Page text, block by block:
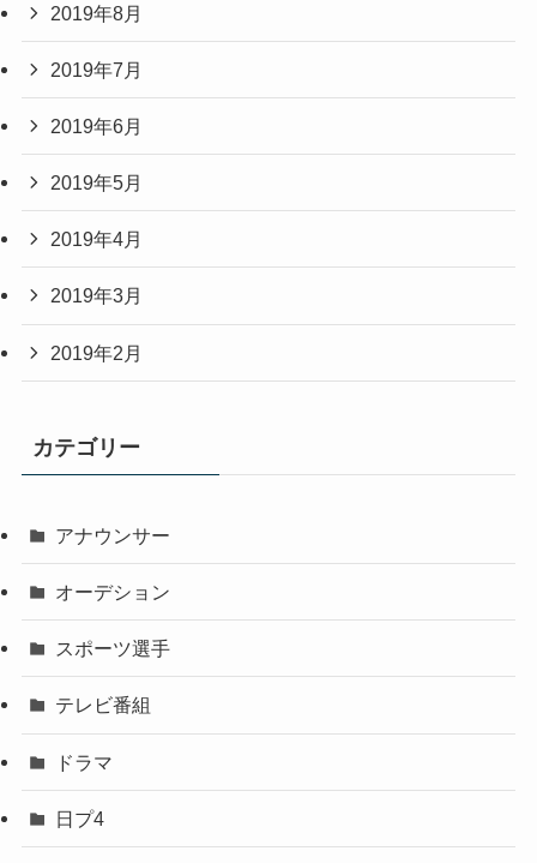
2019年8月
2019年7月
2019年6月
2019年5月
2019年4月
2019年3月
2019年2月
カテゴリー
アナウンサー
オーデション
スポーツ選手
テレビ番組
ドラマ
日プ4